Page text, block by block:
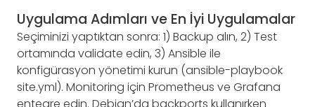
Uygulama Adımları ve En İyi Uygulamalar
Seçiminizi yaptıktan sonra: 1) Backup alın, 2) Test
ortamında validate edin, 3) Ansible ile
konfigürasyon yönetimi kurun (ansible-playbook
site.yml). Monitoring için Prometheus ve Grafana